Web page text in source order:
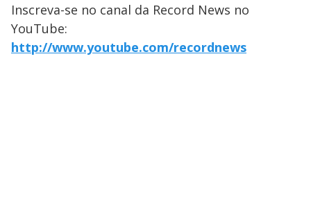
Inscreva-se no canal da Record News no
YouTube:
http://www.youtube.com/recordnews